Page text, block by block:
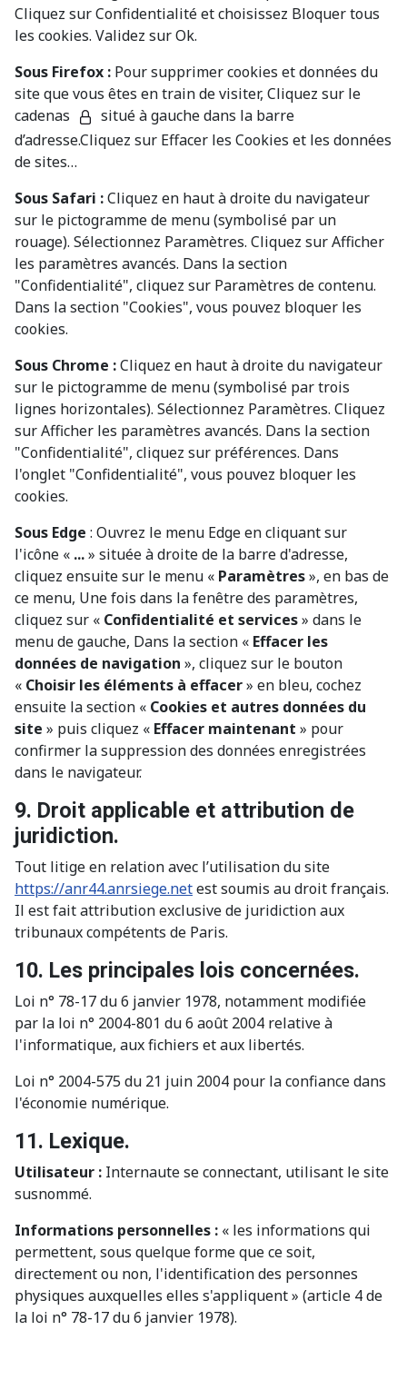
Cliquez sur Confidentialité et choisissez Bloquer tous
les cookies. Validez sur Ok.
Sous Firefox : Pour supprimer cookies et données du
site que vous êtes en train de visiter, Cliquez sur le
cadenas
situé à gauche dans la barre
d’adresse.Cliquez sur Effacer les Cookies et les données
de sites…
Sous Safari :Cliquez en haut à droite du navigateur
sur le pictogramme de menu (symbolisé par un
rouage). Sélectionnez Paramètres. Cliquez sur Afficher
les paramètres avancés. Dans la section
"Confidentialité", cliquez sur Paramètres de contenu.
Dans la section "Cookies", vous pouvez bloquer les
cookies.
Sous Chrome :Cliquez en haut à droite du navigateur
sur le pictogramme de menu (symbolisé par trois
lignes horizontales). Sélectionnez Paramètres. Cliquez
sur Afficher les paramètres avancés. Dans la section
"Confidentialité", cliquez sur préférences. Dans
l'onglet "Confidentialité", vous pouvez bloquer les
cookies.
Sous Edge : Ouvrez le menu Edge en cliquant sur
l'icône « ...» située à droite de la barre d'adresse,
cliquez ensuite sur le menu « Paramètres», en bas de
ce menu, Une fois dans la fenêtre des paramètres,
cliquez sur « Confidentialité et services» dans le
menu de gauche, Dans la section « Effacer les
données de navigation », cliquez sur le bouton
« Choisir les éléments à effacer» en bleu, cochez
ensuite la section « Cookies et autres données du
site » puis cliquez « Effacer maintenant » pour
confirmer la suppression des données enregistrées
dans le navigateur.
9. Droit applicable et attribution de
juridiction.
Tout litige en relation avec l’utilisation du site
https://anr44.anrsiege.netest soumis au droit français.
Il est fait attribution exclusive de juridiction aux
tribunaux compétents de Paris.
10. Les principales lois concernées.
Loi n° 78-17 du 6 janvier 1978, notamment modifiée
par la loi n° 2004-801 du 6 août 2004 relative à
l'informatique, aux fichiers et aux libertés.
Loi n° 2004-575 du 21 juin 2004 pour la confiance dans
l'économie numérique.
11. Lexique.
Utilisateur : Internaute se connectant, utilisant le site
susnommé.
Informations personnelles : « les informations qui
permettent, sous quelque forme que ce soit,
directement ou non, l'identification des personnes
physiques auxquelles elles s'appliquent » (article 4 de
la loi n° 78-17 du 6 janvier 1978).